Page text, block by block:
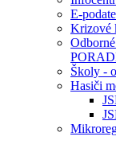
E-
Krizové
Školy -
Hasiči